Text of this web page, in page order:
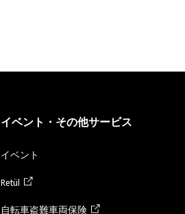
イベント・その他サービス
イベント
Retül
自転車盗難車両保険